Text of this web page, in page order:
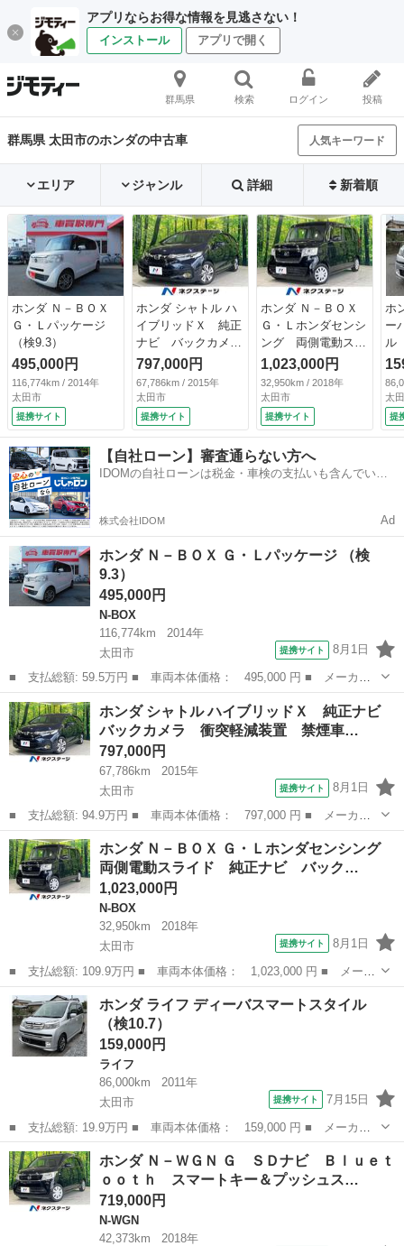
アプリならお得な情報を見逃さない！
インストール アプリで開く
群馬県 検索 ログイン 投稿
群馬県 太田市のホンダの中古車 人気キーワード
エリア ジャンル 詳細 新着順
ホンダ Ｎ－ＢＯＸ
Ｇ・Ｌパッケージ
（検9.3）
495,000円
116,774km / 2014年
太田市
提携サイト
ホンダ シャトル ハ
イブリッドＸ 純正
ナビ バックカメ
ラ 衝突軽減装置
禁煙車 ドラレコ
スマートキー ＬＥ
Ｄヘッド ビルトイ
ンＥＴＣ クルコ
ン オートライト
オートエアコン Ｃ
Ｄ ＤＶＤ再生 ド
バシーガラス （車
797,000円
67,786km / 2015年
太田市
提携サイト
ホンダ Ｎ－ＢＯＸ
Ｇ・Ｌホンダセンシ
ング 両側電動スラ
イド 純正ナビ バ
ックカメラ アダプ
ティブクルーズ Ｅ
ＴＣ ＬＥＤヘッド
ライト オートハイ
ビーム オートライ
ト アイドリングス
トップ 車線逸脱警
1,023,000円
32,950km / 2018年
太田市
提携サイト
ホ
ー
ル
太
提
【自社ローン】審査通らない方へ
IDOMの自社ローンは税金・車検の支払いも含んでいる
株式会社IDOM Ad
ホンダ Ｎ－ＢＯＸ Ｇ・Ｌパッケージ （検
9.3）
495,000円
N-BOX
116,774km
2014年
太田市
提携サイト 8月1日
■ 支払総額: 59.5万円 ■ 車両本体価格： 495,000 円 ■ メーカー
名： ホンダ ■ 車種名： Ｎ－ＢＯＸ ■ グレード名： Ｇ・Ｌパ
ッケージ ■ 排気量： 660cc ■ ドア枚数： 5D ■ ミッション：...
群馬 太田市 N-BOX
ホンダ シャトル ハイブリッドＸ 純正ナビ
バックカメラ 衝突軽減装置 禁煙車…
797,000円
67,786km
2015年
太田市
提携サイト 8月1日
■ 支払総額: 94.9万円 ■ 車両本体価格： 797,000 円 ■ メーカー
名： ホンダ ■ 車種名： シャトル ■ グレード名： ハイブリッ
ドＸ 純正ナビ バックカメラ 衝突軽減装置 禁煙車 ドラレコ
スマートキー...
群馬 太田市 ホンダ
ホンダ Ｎ－ＢＯＸ Ｇ・Ｌホンダセンシング
両側電動スライド 純正ナビ バック…
1,023,000円
N-BOX
32,950km
2018年
太田市
提携サイト 8月1日
■ 支払総額: 109.9万円 ■ 車両本体価格： 1,023,000 円 ■ メーカ
ー名： ホンダ ■ 車種名： Ｎ－ＢＯＸ ■ グレード名： Ｇ・Ｌ
ホンダセンシング 両側電動スライド 純正ナビ バックカメラ ア
ダプティ...
群馬 太田市 N-BOX
ホンダ ライフ ディーバスマートスタイル
（検10.7）
159,000円
ライフ
86,000km
2011年
太田市
提携サイト 7月15日
■ 支払総額: 19.9万円 ■ 車両本体価格： 159,000 円 ■ メーカー
名： ホンダ ■ 車種名： ライフ ■ グレード名： ディーバスマ
ートスタイル ■ 排気量： 660cc ■ ドア枚数： 5D ■ ミッショ...
群馬 太田市 ライフ
ホンダ Ｎ－ＷＧＮ Ｇ ＳＤナビ Ｂｌｕｅｔ
ｏｏｔｈ スマートキー＆プッシュス…
719,000円
N-WGN
42,373km
2018年